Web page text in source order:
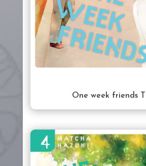
One week friends